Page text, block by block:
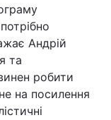
Андрій
та
робити
на посилення